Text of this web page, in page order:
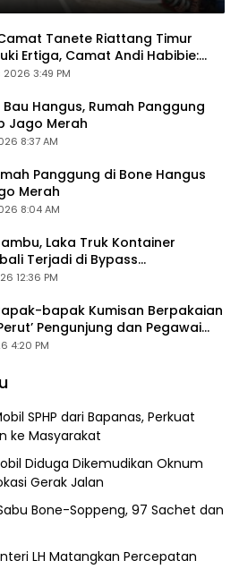
Tanete Riattang Timur
Ertiga, Camat Andi Habibie:
Saya Baik-Baik Saja
3:49 PM
Hangus, Rumah Panggung
Jago Merah
8:37 AM
Panggung di Bone Hangus
Merah
8:04 AM
Laka Truk Kontainer
Terjadi di Bypass
12:36 PM
bapak Kumisan Berpakaian
Pengunjung dan Pegawai
Aktifkan Layar Sentuh Atm
4:20 PM
SPHP dari Bapanas, Perkuat
ke Masyarakat
Diduga Dikemudikan Oknum
Gerak Jalan
Bone-Soppeng, 97 Sachet dan
LH Matangkan Percepatan